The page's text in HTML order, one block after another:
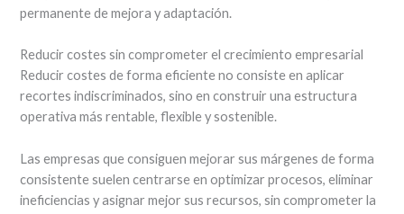
permanente de mejora y adaptación.
Reducir costes sin comprometer el crecimiento empresarial
Reducir costes de forma eficiente no consiste en aplicar
recortes indiscriminados, sino en construir una estructura
operativa más rentable, flexible y sostenible.
Las empresas que consiguen mejorar sus márgenes de forma
consistente suelen centrarse en optimizar procesos, eliminar
ineficiencias y asignar mejor sus recursos, sin comprometer la